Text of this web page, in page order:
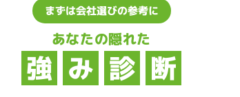
まずは会社選びの参考に
あなたの隠れた
強 み 診 断